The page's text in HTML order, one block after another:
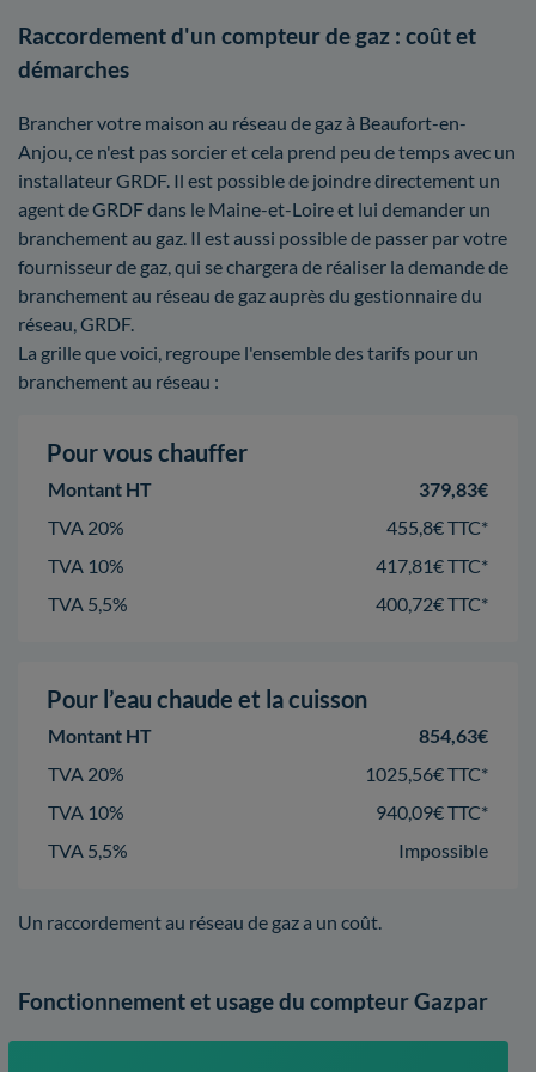
Raccordement d'un compteur de gaz : coût et
démarches
Brancher votre maison au réseau de gaz à Beaufort-en-
Anjou, ce n'est pas sorcier et cela prend peu de temps avec un
installateur GRDF. Il est possible de joindre directement un
agent de GRDF dans le Maine-et-Loire et lui demander un
branchement au gaz. Il est aussi possible de passer par votre
fournisseur de gaz, qui se chargera de réaliser la demande de
branchement au réseau de gaz auprès du gestionnaire du
réseau, GRDF.
La grille que voici, regroupe l'ensemble des tarifs pour un
branchement au réseau :
Pour vous chauffer
Montant HT
379,83€
TVA 20%
455,8€ TTC*
TVA 10%
417,81€ TTC*
TVA 5,5%
400,72€ TTC*
Pour l’eau chaude et la cuisson
Montant HT
854,63€
TVA 20%
1025,56€ TTC*
TVA 10%
940,09€ TTC*
TVA 5,5%
Impossible
Un raccordement au réseau de gaz a un coût.
Fonctionnement et usage du compteur Gazpar